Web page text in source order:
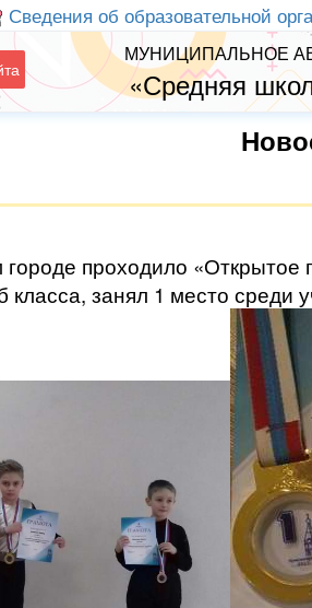
Сведения об образовательной
МУНИЦИПАЛЬНОЕ
«Средняя
проходило «Открытое
занял 1 место среди